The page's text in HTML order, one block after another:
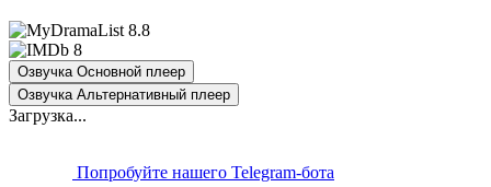
8.8
8
Озвучка Основной плеер
Озвучка Альтернативный плеер
Загрузка...
Попробуйте нашего Telegram-бота